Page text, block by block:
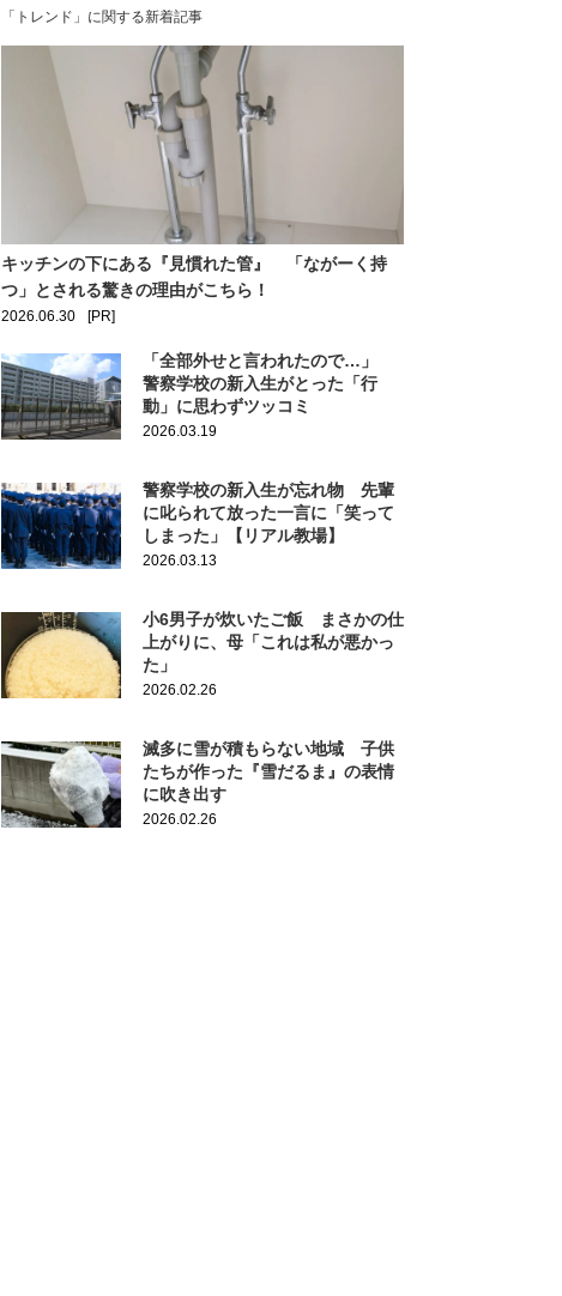
「トレンド」に関する新着記事
キッチンの下にある『見慣れた管』 「ながーく持
つ」とされる驚きの理由がこちら！
2026.06.30 [PR]
「全部外せと言われたので…」
警察学校の新入生がとった「行
動」に思わずツッコミ
2026.03.19
警察学校の新入生が忘れ物 先輩
に叱られて放った一言に「笑って
しまった」【リアル教場】
2026.03.13
小6男子が炊いたご飯 まさかの仕
上がりに、母「これは私が悪かっ
た」
2026.02.26
滅多に雪が積もらない地域 子供
たちが作った『雪だるま』の表情
に吹き出す
2026.02.26